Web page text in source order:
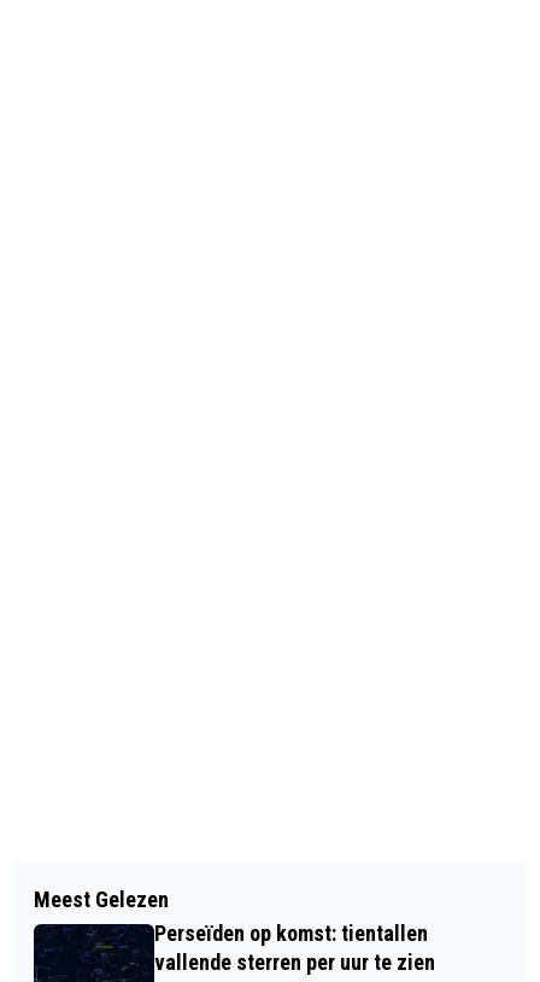
WONING ONTRUIMD TIJDENS KLEIN
BRANDJE IN KAASWINKEL
HERENGRACHT
VVD WIL TRAM OP DE SCHOP NAAR
ROTTERDAMS VOORBEELD
Meest Gelezen
Perseïden op komst: tientallen
vallende sterren per uur te zien